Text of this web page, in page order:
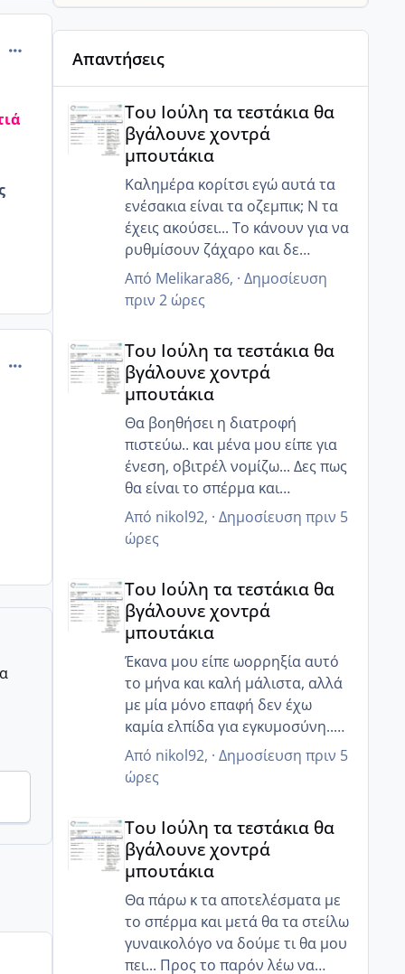
comment_471963
comment_472524
Απαντήσεις
Του Ιούλη τα τεστάκια θα
βγάλουνε χοντρά
μπουτάκια
Καλημέρα κορίτσι εγώ αυτά τα
ενέσακια είναι τα οζεμπικ; Ν τα
έχεις ακούσει... Το κάνουν για να
ρυθμίσουν ζάχαρο και δε
κάποιους βοηθάει να χάσουν
κιλά!!
Ναι την έχω ξανακούσει την
να το συζητήσετε για πρόκληση
ωορρηξίας έτσι ώστε να εισια
μέσα σίγουρη! Κάποια στιγμή
όταν φτιάξουν όλα ίσως το
κάνουμε κ εμείς μου είχε πει!!
Από Melikara86, · Δημοσίευση
πριν 2 ώρες
Του Ιούλη τα τεστάκια θα βγάλουνε χοντρά
Του Ιούλη τα τεστάκια θα
βγάλουνε χοντρά
μπουτάκια
Θα βοηθήσει η διατροφή
πιστεύω.. και μένα μου είπε για
ένεση, οβιτρέλ νομίζω... Δες πως
θα είναι το σπέρμα και
ενημέρωσε! Ελπίζω να έχεις καλά
αποτελέσματα 💘
Από nikol92, · Δημοσίευση πριν 5
ώρες
Του Ιούλη τα τεστάκια θα
βγάλουνε χοντρά
μπουτάκια
Έκανα μου είπε ωορρηξία αυτό
το μήνα και καλή μάλιστα, αλλά
με μία μόνο επαφή δεν έχω
καμία ελπίδα για εγκυμοσύνη..
τουλάχιστον τώρα ο άντρας μου
κατάλαβε ότι πρέπει να πάμε πιο
στοχευμένα, αλλιώς ζορίζουν τα
Από nikol92, · Δημοσίευση πριν 5
ώρες
Του Ιούλη τα τεστάκια θα
βγάλουνε χοντρά
μπουτάκια
Θα πάρω κ τα αποτελέσματα με
το σπέρμα και μετά θα τα στείλω
γυναικολόγο να δούμε τι θα μου
πει... Προς το παρόν λέω να